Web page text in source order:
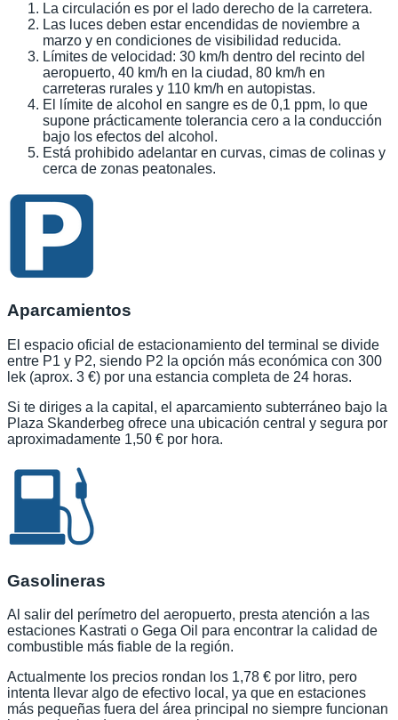
La circulación es por el lado derecho de la carretera.
Las luces deben estar encendidas de noviembre a
marzo y en condiciones de visibilidad reducida.
Límites de velocidad: 30 km/h dentro del recinto del
aeropuerto, 40 km/h en la ciudad, 80 km/h en
carreteras rurales y 110 km/h en autopistas.
El límite de alcohol en sangre es de 0,1 ppm, lo que
supone prácticamente tolerancia cero a la conducción
bajo los efectos del alcohol.
Está prohibido adelantar en curvas, cimas de colinas y
cerca de zonas peatonales.
Aparcamientos
El espacio oficial de estacionamiento del terminal se divide
entre P1 y P2, siendo P2 la opción más económica con 300
lek (aprox. 3 €) por una estancia completa de 24 horas.
Si te diriges a la capital, el aparcamiento subterráneo bajo la
Plaza Skanderbeg ofrece una ubicación central y segura por
aproximadamente 1,50 € por hora.
Gasolineras
Al salir del perímetro del aeropuerto, presta atención a las
estaciones Kastrati o Gega Oil para encontrar la calidad de
combustible más fiable de la región.
Actualmente los precios rondan los 1,78 € por litro, pero
intenta llevar algo de efectivo local, ya que en estaciones
más pequeñas fuera del área principal no siempre funcionan